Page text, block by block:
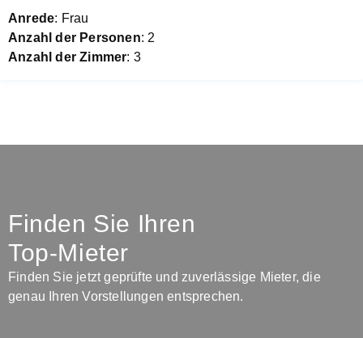
Anrede: Frau
Anzahl der Personen: 2
Anzahl der Zimmer: 3
Finden Sie Ihren
Top-Mieter
Finden Sie jetzt geprüfte und zuverlässige Mieter, die
genau Ihren Vorstellungen entsprechen.